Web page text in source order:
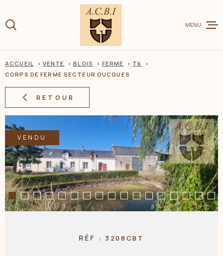
lamenu
contenu
CHARME
ESTIMER
BIEN
MENU
ACCUEIL VENTE BLOIS FERME
T6
CORPS DE FERME SECTEUR OUCQUES
RETOUR
VENDU
RÉF : 3208CBT